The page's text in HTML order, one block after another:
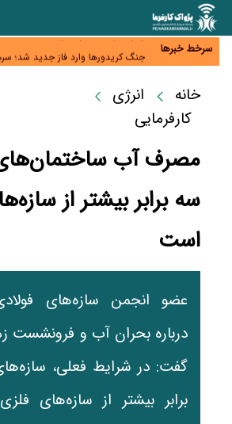
سرخط خبرها
همایش و مسابقه نذری ماه صفر
زائران اربعین نگران ارز باقی‌مانده
بانک‌ها و صرافی‌ها
میلیارد دلاری اوراسیا تا ۲۰۳۵
شبکه کمتر توسعه می‌یابد
تأمین سرمایه در گردش بدون خلق
جدید سیاست‌های مالیاتی در حمایت
خانه
انرژی
کارفرمایی
مصرف آب ساختمان‌های
سه برابر بیشتر از
است
عضو انجمن سازه‌های
درباره بحران آب و فرونشست
گفت: در شرایط فعلی،
برابر بیشتر از سازه‌های